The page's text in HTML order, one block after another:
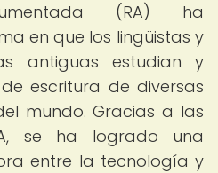
(RA) ha
en que los lingüistas y
antiguas estudian y
escritura de diversas
mundo. Gracias a las
se ha logrado una
entre la tecnología y